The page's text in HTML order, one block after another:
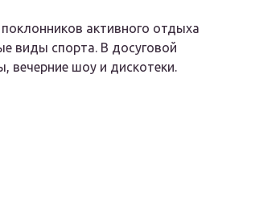
активного отдыха
виды спорта. В досуговой
вечерние шоу и дискотеки.